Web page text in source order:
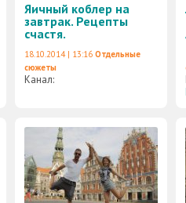
Яичный коблер на
завтрак. Рецепты
счастя.
18.10.2014 | 13:16 Отдельные
сюжеты
Канал: